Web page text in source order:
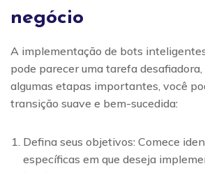
negócio
A implementação de bots
pode parecer uma tarefa desafiadora,
algumas etapas importantes, você
transição suave e bem-sucedida:
Defina seus objetivos: Comece
específicas em que deseja